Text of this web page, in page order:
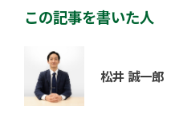
この記事を書いた人
松井 誠一郎